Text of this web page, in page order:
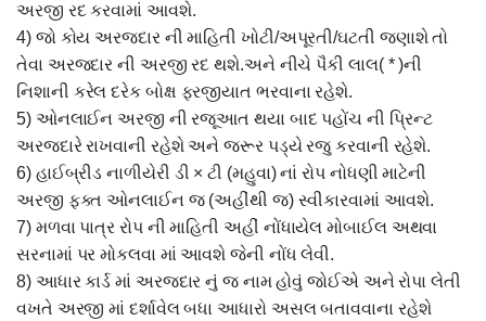
અરજી રદ કરવામાં આવશે.
4) જો કોય અરજદાર ની માહિતી ખોટી/અપૂરતી/ઘટતી જણાશે તો
તેવા અરજદાર ની અરજી રદ થશે.અને નીચે પૈકી લાલ( * )ની
નિશાની કરેલ દરેક બોક્ષ ફરજીયાત ભરવાના રહેશે.
5) ઓનલાઈન અરજી ની રજૂઆત થયા બાદ પહોંચ ની પ્રિન્ટ
અરજદારે રાખવાની રહેશે અને જરૂર પડ્યે રજુ કરવાની રહેશે.
6) હાઈબ્રીડ નાળીયેરી ડી × ટી (મહુવા) નાં રોપ નોધણી માટેની
અરજી ફક્ત ઓનલાઈન જ (અહીંથી જ) સ્વીકારવામાં આવશે.
7) મળવા પાત્ર રોપ ની માહિતી અહીં નોંધાયેલ મોબાઈલ અથવા
સરનામાં પર મોકલવા માં આવશે જેની નોંધ લેવી.
8) આધાર કાર્ડ માં અરજદાર નું જ નામ હોવું જોઈએ અને રોપા લેતી
વખતે અરજી માં દર્શાવેલ બધા આધારો અસલ બતાવવાના રહેશે